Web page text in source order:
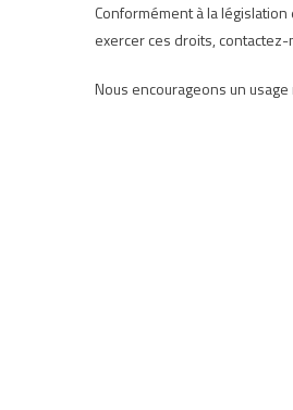
Conformément à la
exercer ces droits, contactez-
Nous encourageons un